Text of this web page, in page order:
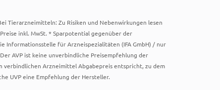
Tierarzneimitteln: Zu Risiken und Nebenwirkungen lesen
inkl. MwSt. * Sparpotential gegenüber der
Informationsstelle für Arzneispezialitäten (IFA GmbH) / nur
AVP ist keine unverbindliche Preisempfehlung der
Arzneimittel Abgabepreis entspricht, zu dem
UVP eine Empfehlung der Hersteller.